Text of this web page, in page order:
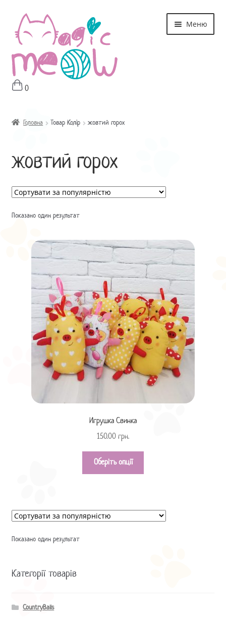
Перейти
до
навігації
Перейти
до
контенту
Меню
Головна
Магазин
Контакти
0
Головна Товар Колір жовтий горох
жовтий горох
Показано один результат
Игрушка Свинка
150.00 грн.
Оберіть опції
Показано один результат
Категорії товарів
CountryBalls